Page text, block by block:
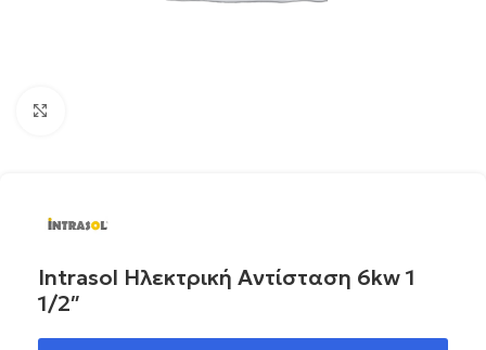
Intrasol Ηλεκτρική Αντίσταση 6kw 1
1/2″